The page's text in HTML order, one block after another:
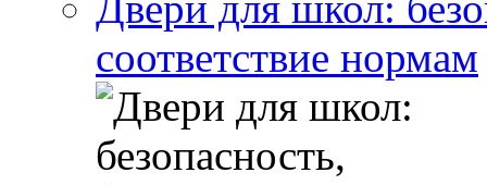
соответствие нормам